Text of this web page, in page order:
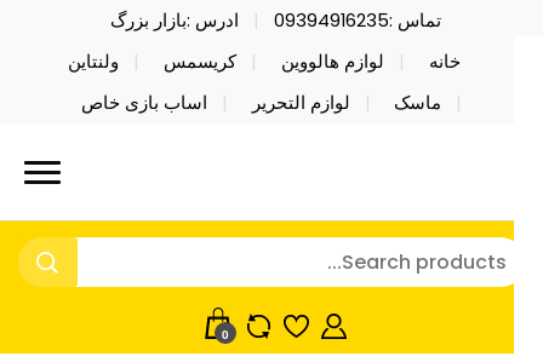
تماس :09394916235
ادرس :بازار بزرگ
خانه
لوازم هالووین کریسمس
ولنتاین
ماسک
لوازم التحریر اساب بازی خاص
تاین کادویی کریسمس اکسسوری
محصولات خاص فیجت اسباب بازی تراول ماگ نایکر
فروش عمده لوازم هالووین ولن تاین کادویی
اکسسوری ماسک در واردات مستقیم
0